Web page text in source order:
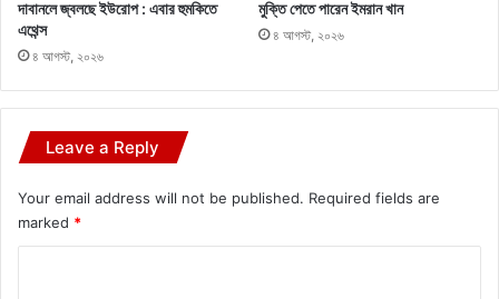
দাবানলে জ্বলছে ইউরোপ : এবার হুমকিতে
এথেন্স
৪ আগস্ট, ২০২৬
মুক্তি পেতে পারেন ইমরান খান
৪ আগস্ট, ২০২৬
Leave a Reply
Your email address will not be published. Required fields are
marked *